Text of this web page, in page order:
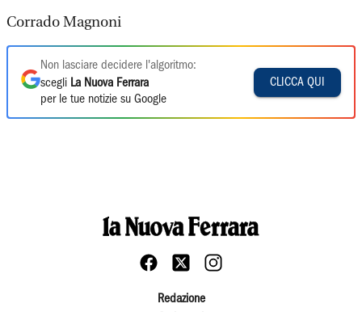
Corrado Magnoni
Non lasciare decidere l'algoritmo:
scegli La Nuova Ferrara
per le tue notizie su Google
CLICCA QUI
Redazione